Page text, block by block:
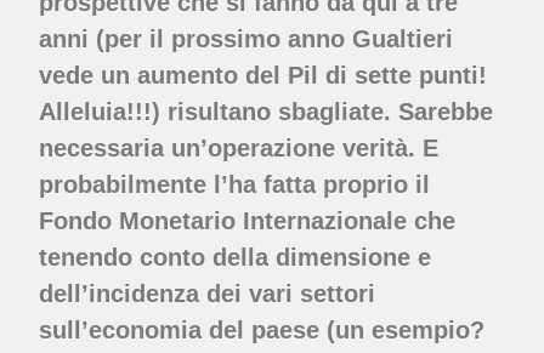
anni (per il prossimo anno Gualtieri
vede un aumento del Pil di sette punti!
Alleluia!!!) risultano sbagliate. Sarebbe
necessaria un’operazione verità. E
probabilmente l’ha fatta proprio il
Fondo Monetario Internazionale che
tenendo conto della dimensione e
dell’incidenza dei vari settori
sull’economia del paese (un esempio?